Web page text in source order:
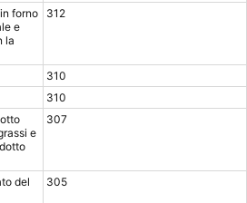
forno
e
la
312
310
310
e
307
del
305